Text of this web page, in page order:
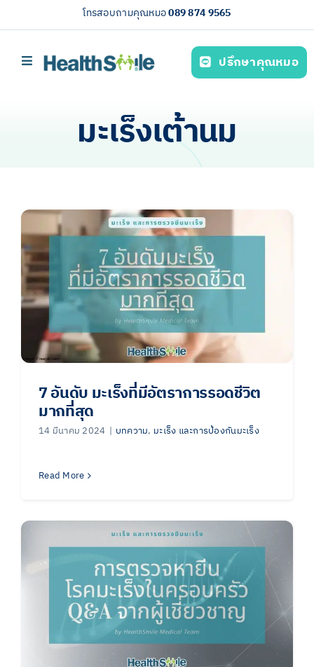
to
โทรสอบถามคุณหมอ089 874 9565
Toggle
บริการของเรา (Our services)
ไทย
ปรึกษาคุณหมอ
มะเร็งเต้านม
7 อันดับ มะเร็งที่มีอัตราการรอดชีวิต
มากที่สุด
14 มีนาคม 2024 | บทความ, มะเร็ง และการป้องกันมะเร็ง
Read More